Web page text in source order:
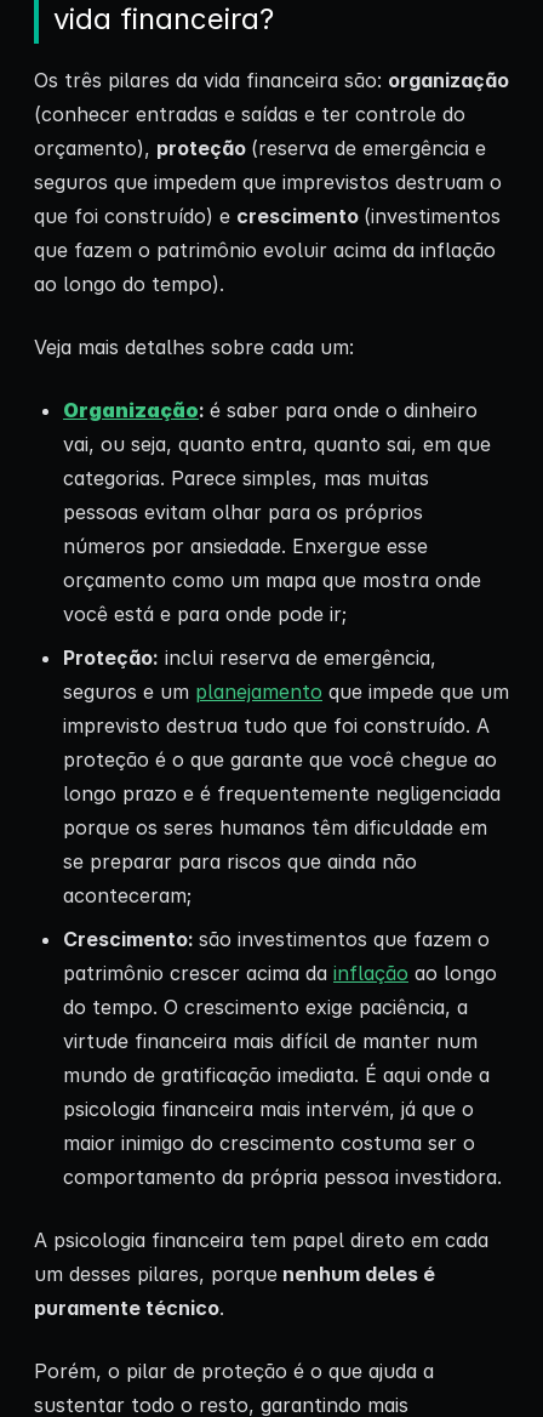
vida financeira?
Os três pilares da vida financeira são: organização
(conhecer entradas e saídas e ter controle do
orçamento), proteção (reserva de emergência e
seguros que impedem que imprevistos destruam o
que foi construído) e crescimento (investimentos
que fazem o patrimônio evoluir acima da inflação
ao longo do tempo).
Veja mais detalhes sobre cada um:
Organização: é saber para onde o dinheiro
vai, ou seja, quanto entra, quanto sai, em que
categorias. Parece simples, mas muitas
pessoas evitam olhar para os próprios
números por ansiedade. Enxergue esse
orçamento como um mapa que mostra onde
você está e para onde pode ir;
Proteção: inclui reserva de emergência,
seguros e um planejamento que impede que um
imprevisto destrua tudo que foi construído. A
proteção é o que garante que você chegue ao
longo prazo e é frequentemente negligenciada
porque os seres humanos têm dificuldade em
se preparar para riscos que ainda não
aconteceram;
Crescimento: são investimentos que fazem o
patrimônio crescer acima da inflação ao longo
do tempo. O crescimento exige paciência, a
virtude financeira mais difícil de manter num
mundo de gratificação imediata. É aqui onde a
psicologia financeira mais intervém, já que o
maior inimigo do crescimento costuma ser o
comportamento da própria pessoa investidora.
A psicologia financeira tem papel direto em cada
um desses pilares, porque nenhum deles é
puramente técnico.
Porém, o pilar de proteção é o que ajuda a
sustentar todo o resto, garantindo mais